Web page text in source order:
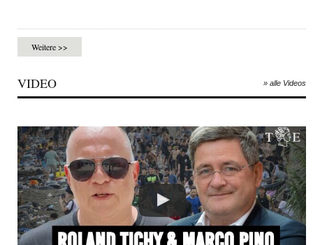
Weitere >>
VIDEO » alle Videos